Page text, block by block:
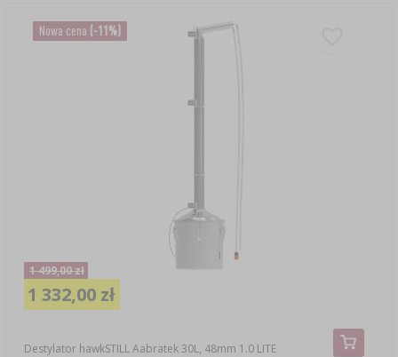
Nowa cena (-11%)
Destylator hawkSTILL Aabratek 30L, 48mm 1.0 LITE
1 499,00 zł
1 332,00 zł